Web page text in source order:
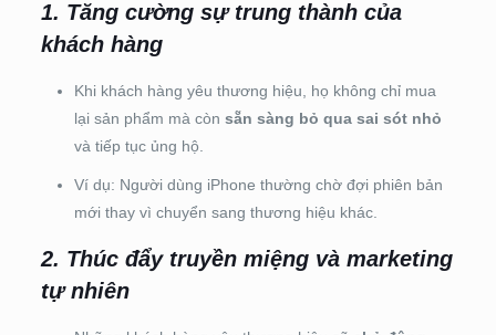
1. Tăng cường sự trung thành của
khách hàng
Khi khách hàng yêu thương hiệu, họ không chỉ mua
lại sản phẩm mà còn sẵn sàng bỏ qua sai sót nhỏ
và tiếp tục ủng hộ.
Ví dụ: Người dùng iPhone thường chờ đợi phiên bản
mới thay vì chuyển sang thương hiệu khác.
2. Thúc đẩy truyền miệng và marketing
tự nhiên